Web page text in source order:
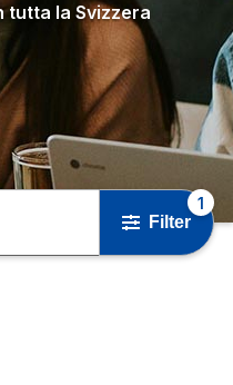
tutta la Svizzera
Filter
1